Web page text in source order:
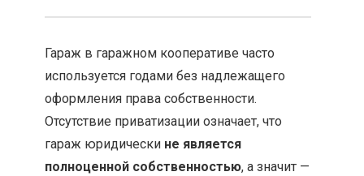
Гараж в гаражном кооперативе часто
используется годами без надлежащего
оформления права собственности.
Отсутствие приватизации означает, что
гараж юридически не является
полноценной собственностью, а значит —